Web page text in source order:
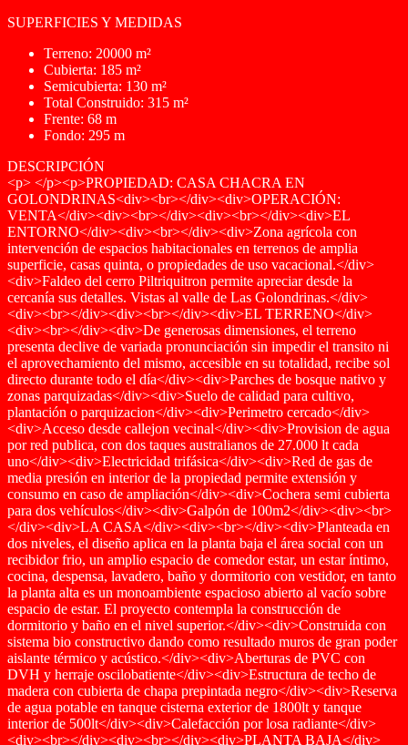
SUPERFICIES Y MEDIDAS
Terreno: 20000 m²
Cubierta: 185 m²
Semicubierta: 130 m²
Total Construido: 315 m²
Frente: 68 m
Fondo: 295 m
DESCRIPCIÓN
<p> </p><p>PROPIEDAD: CASA CHACRA EN
GOLONDRINAS<div><br></div><div>OPERACIÓN:
VENTA</div><div><br></div><div><br></div><div>EL
ENTORNO</div><div><br></div><div>Zona agrícola con
intervención de espacios habitacionales en terrenos de amplia
superficie, casas quinta, o propiedades de uso vacacional.</div>
<div>Faldeo del cerro Piltriquitron permite apreciar desde la
cercanía sus detalles. Vistas al valle de Las Golondrinas.</div>
<div><br></div><div><br></div><div>EL TERRENO</div>
<div><br></div><div>De generosas dimensiones, el terreno
presenta declive de variada pronunciación sin impedir el transito ni
el aprovechamiento del mismo, accesible en su totalidad, recibe sol
directo durante todo el día</div><div>Parches de bosque nativo y
zonas parquizadas</div><div>Suelo de calidad para cultivo,
plantación o parquizacion</div><div>Perimetro cercado</div>
<div>Acceso desde callejon vecinal</div><div>Provision de agua
por red publica, con dos taques australianos de 27.000 lt cada
uno</div><div>Electricidad trifásica</div><div>Red de gas de
media presión en interior de la propiedad permite extensión y
consumo en caso de ampliación</div><div>Cochera semi cubierta
para dos vehículos</div><div>Galpón de 100m2</div><div><br>
</div><div>LA CASA</div><div><br></div><div>Planteada en
dos niveles, el diseño aplica en la planta baja el área social con un
recibidor frio, un amplio espacio de comedor estar, un estar íntimo,
cocina, despensa, lavadero, baño y dormitorio con vestidor, en tanto
la planta alta es un monoambiente espacioso abierto al vacío sobre
espacio de estar. El proyecto contempla la construcción de
dormitorio y baño en el nivel superior.</div><div>Construida con
sistema bio constructivo dando como resultado muros de gran poder
aislante térmico y acústico.</div><div>Aberturas de PVC con
DVH y herraje oscilobatiente</div><div>Estructura de techo de
madera con cubierta de chapa prepintada negro</div><div>Reserva
de agua potable en tanque cisterna exterior de 1800lt y tanque
interior de 500lt</div><div>Calefacción por losa radiante</div>
<div><br></div><div><br></div><div>PLANTA BAJA</div>